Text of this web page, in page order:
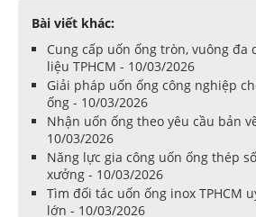
Bài viết khác:
Cung cấp uốn ống tròn, vuông đa
liệu TPHCM - 10/03/2026
Giải pháp uốn ống công nghiệp
ống - 10/03/2026
Nhận uốn ống theo yêu cầu bản
10/03/2026
Năng lực gia công uốn ống thép
xưởng - 10/03/2026
Tìm đối tác uốn ống inox TPHCM
lớn - 10/03/2026